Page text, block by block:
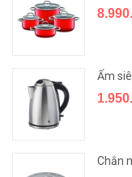
Ấm
Chắn